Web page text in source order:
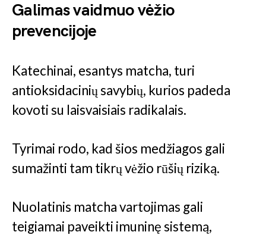
Galimas vaidmuo vėžio
prevencijoje
Katechinai, esantys matcha, turi
antioksidacinių savybių, kurios padeda
kovoti su laisvaisiais radikalais.
Tyrimai rodo, kad šios medžiagos gali
sumažinti tam tikrų vėžio rūšių riziką.
Nuolatinis matcha vartojimas gali
teigiamai paveikti imuninę sistemą,